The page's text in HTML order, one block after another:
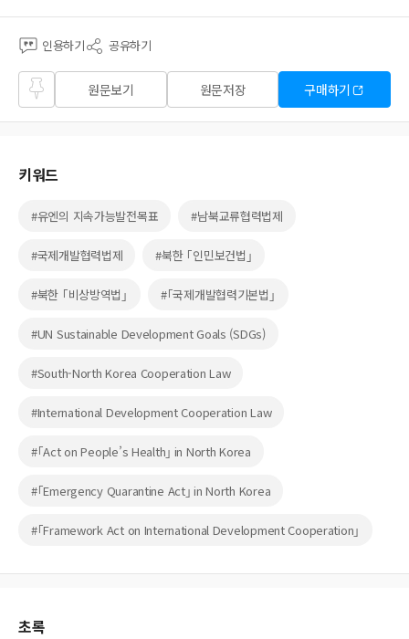
인용하기 공유하기
즐겨
찾기
원문보기 원문저장 구매하기
키워드
#유엔의 지속가능발전목표 #남북교류협력법제
#국제개발협력법제 #북한 ｢인민보건법｣
#북한 ｢비상방역법｣ #｢국제개발협력기본법｣
#UN Sustainable Development Goals (SDGs)
#South-North Korea Cooperation Law
#International Development Cooperation Law
#｢Act on People’s Health｣ in North Korea
#｢Emergency Quarantine Act｣ in North Korea
#｢Framework Act on International Development Cooperation｣
초록